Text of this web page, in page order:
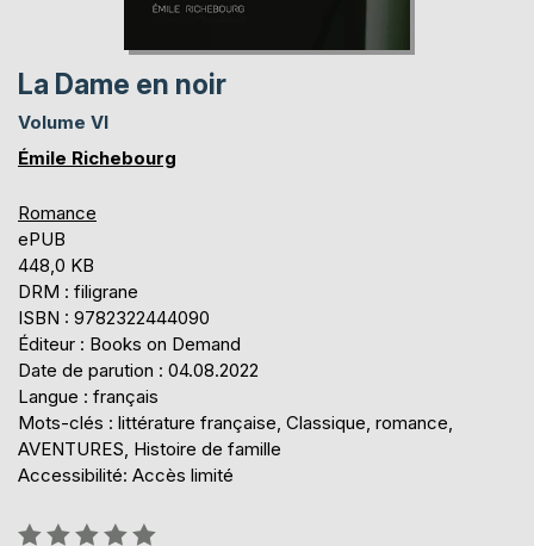
La Dame en noir
Volume VI
Émile Richebourg
Romance
ePUB
448,0 KB
DRM : filigrane
ISBN : 9782322444090
Éditeur : Books on Demand
Date de parution : 04.08.2022
Langue : français
Mots-clés : littérature française, Classique, romance,
AVENTURES, Histoire de famille
Accessibilité: Accès limité
Évaluation: